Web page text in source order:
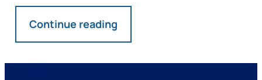
Continue reading